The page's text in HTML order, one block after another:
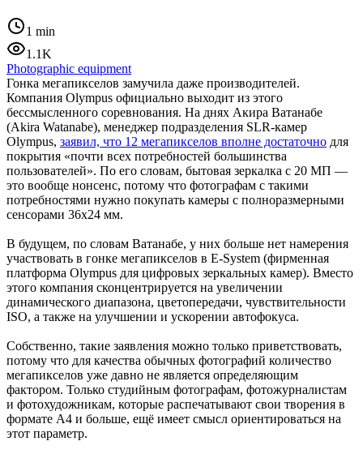
1 min
1.1K
Photographic equipment
Гонка мегапикселов замучила даже производителей.
Компания Olympus официально выходит из этого
бессмысленного соревнования. На днях Акира Ватанабе
(Akira Watanabe), менеджер подразделения SLR-камер
Olympus, заявил, что 12 мегапикселов вполне достаточно для
покрытия «почти всех потребностей большинства
пользователей». По его словам, бытовая зеркалка с 20 МП —
это вообще нонсенс, потому что фотографам с такими
потребностями нужно покупать камеры с полноразмерными
сенсорами 36х24 мм.
В будущем, по словам Ватанабе, у них больше нет намерения
участвовать в гонке мегапикселов в E-System (фирменная
платформа Olympus для цифровых зеркальных камер). Вместо
этого компания сконцентрируется на увеличении
динамического диапазона, цветопередачи, чувствительности
ISO, а также на улучшении и ускорении автофокуса.
Собственно, такие заявления можно только приветствовать,
потому что для качества обычных фотографий количество
мегапикселов уже давно не является определяющим
фактором. Только студийным фотографам, фотожурналистам
и фотохудожникам, которые распечатывают свои творения в
формате А4 и больше, ещё имеет смысл ориентироваться на
этот параметр.